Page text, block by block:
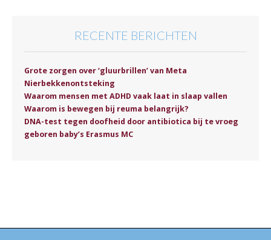
RECENTE BERICHTEN
Grote zorgen over ‘gluurbrillen’ van Meta
Nierbekkenontsteking
Waarom mensen met ADHD vaak laat in slaap vallen
Waarom is bewegen bij reuma belangrijk?
DNA-test tegen doofheid door antibiotica bij te vroeg
geboren baby’s Erasmus MC